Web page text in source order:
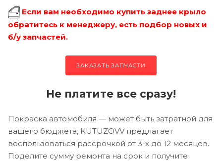
Если вам необходимо купить заднее крыло
обратитесь к менеджеру, есть подбор новых и
б/у запчастей.
ЗАКАЗАТЬ ЗАПЧАСТИ
Не платите все сразу!
Покраска автомобиля — может быть затратной для
вашего бюджета, KUTUZOVV предлагает
воспользоваться рассрочкой от 3-х до 12 месяцев.
Поделите сумму ремонта на срок и получите